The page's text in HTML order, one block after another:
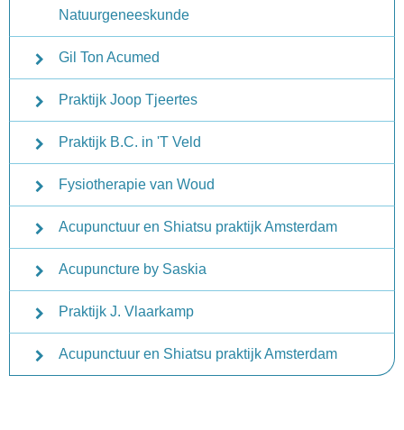
Natuurgeneeskunde
Gil Ton Acumed
Praktijk Joop Tjeertes
Praktijk B.C. in 'T Veld
Fysiotherapie van Woud
Acupunctuur en Shiatsu praktijk Amsterdam
Acupuncture by Saskia
Praktijk J. Vlaarkamp
Acupunctuur en Shiatsu praktijk Amsterdam